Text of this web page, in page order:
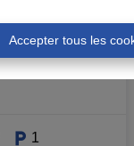
Accepter tous les
Ref: 6191
1